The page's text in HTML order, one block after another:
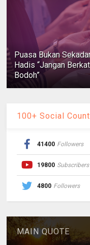
Puasa Bukan
Hadis “Jangan
Bodoh”
100+ Social
41400 Followers
19800 Subscribers
4800 Followers
MAIN QUOTE